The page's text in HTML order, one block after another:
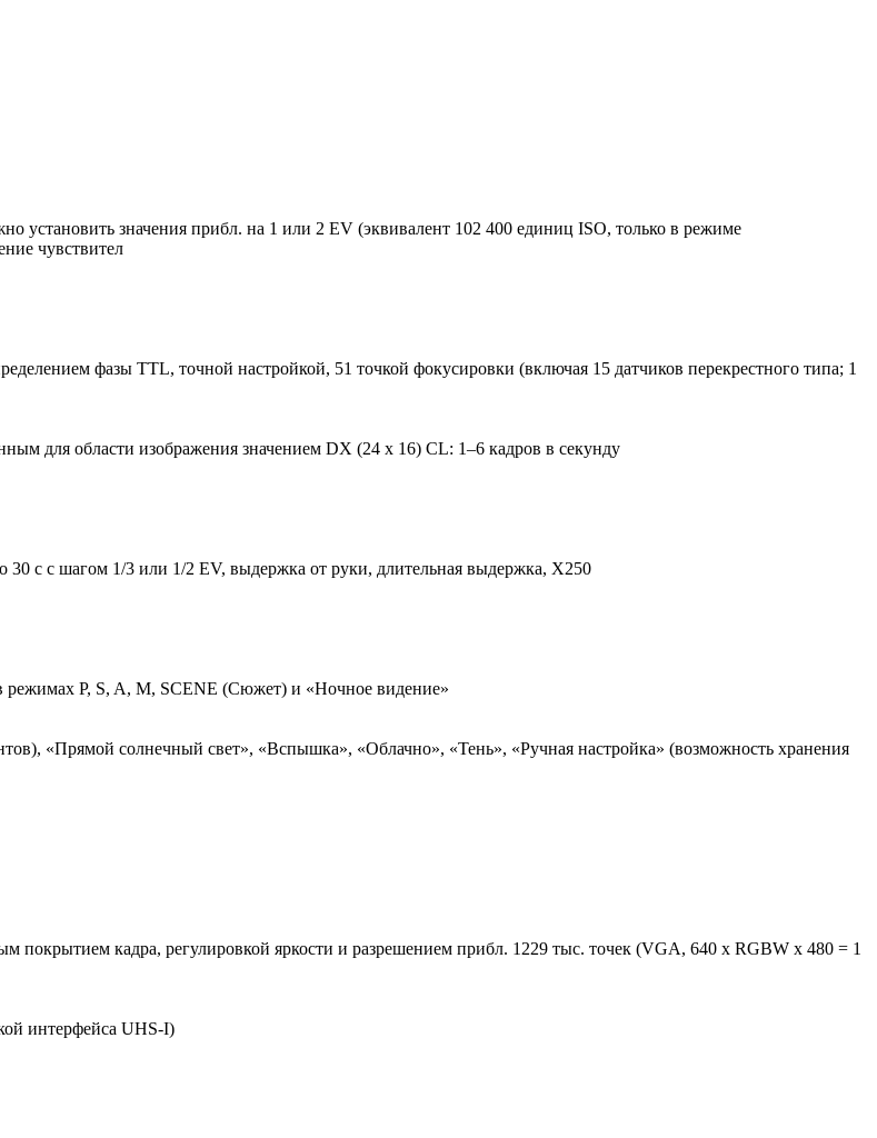
значения прибл. на 1 или 2 EV (эквивалент 102 400 единиц ISO, только в режиме
чувствител
фазы TTL, точной настройкой, 51 точкой фокусировки (включая 15 датчиков перекрестного типа; 1
для области изображения значением DX (24 x 16) CL: 1–6 кадров в секунду
с с шагом 1/3 или 1/2 EV, выдержка от руки, длительная выдержка, X250
режимах P, S, A, M, SCENE (Сюжет) и «Ночное видение»
«Прямой солнечный свет», «Вспышка», «Облачно», «Тень», «Ручная настройка» (возможность хранения
покрытием кадра, регулировкой яркости и разрешением прибл. 1229 тыс. точек (VGA, 640 x RGBW x 480 = 1
интерфейса UHS-I)